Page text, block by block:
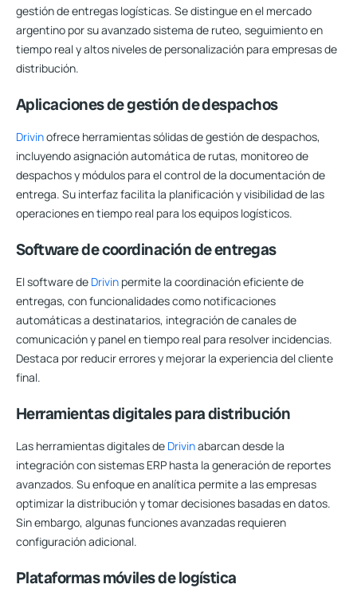
gestión de entregas logísticas. Se distingue en el mercado
argentino por su avanzado sistema de ruteo, seguimiento en
tiempo real y altos niveles de personalización para empresas de
distribución.
Aplicaciones de gestión de despachos
Drivinofrece herramientas sólidas de gestión de despachos,
incluyendo asignación automática de rutas, monitoreo de
despachos y módulos para el control de la documentación de
entrega. Su interfaz facilita la planificación y visibilidad de las
operaciones en tiempo real para los equipos logísticos.
Software de coordinación de entregas
El software de Drivin permite la coordinación eficiente de
entregas, con funcionalidades como notificaciones
automáticas a destinatarios, integración de canales de
comunicación y panel en tiempo real para resolver incidencias.
Destaca por reducir errores y mejorar la experiencia del cliente
final.
Herramientas digitales para distribución
Las herramientas digitales de Drivinabarcan desde la
integración con sistemas ERP hasta la generación de reportes
avanzados. Su enfoque en analítica permite a las empresas
optimizar la distribución y tomar decisiones basadas en datos.
Sin embargo, algunas funciones avanzadas requieren
configuración adicional.
Plataformas móviles de logística